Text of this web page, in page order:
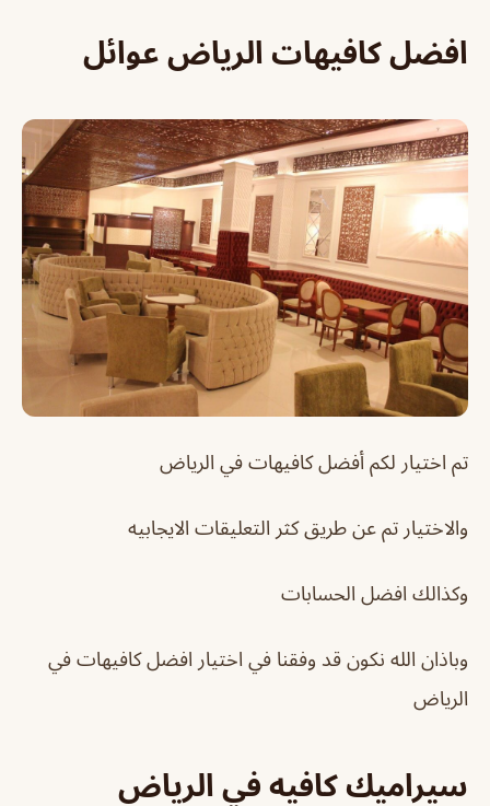
افضل كافيهات الرياض عوائل
تم اختيار لكم أفضل كافيهات في الرياض
والاختيار تم عن طريق كثر التعليقات الايجابيه
وكذالك افضل الحسابات
وباذان الله نكون قد وفقنا في اختيار افضل كافيهات في
الرياض
سيراميك كافيه في الرياض